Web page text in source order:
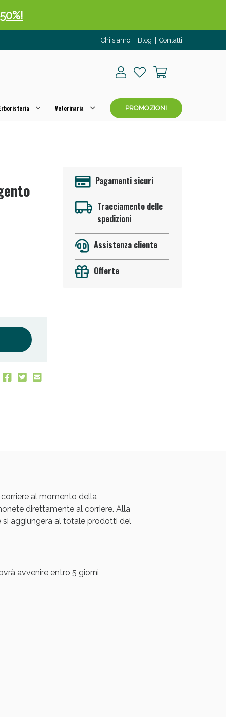
Chi siamo Blog Contatti
Veterinaria PROMOZIONI
Pagamenti sicuri
Tracciamento delle
spedizioni
Assistenza cliente
Offerte
al momento della
direttamente al corriere. Alla
aggiungerà al totale prodotti del
avvenire entro 5 giorni